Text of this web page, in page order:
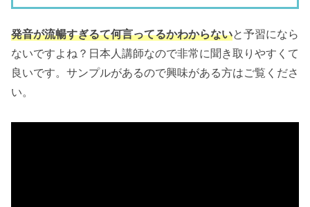
発音が流暢すぎるて何言ってるかわからないと予習になら
ないですよね？日本人講師なので非常に聞き取りやすくて
良いです。サンプルがあるので興味がある方はご覧くださ
い。